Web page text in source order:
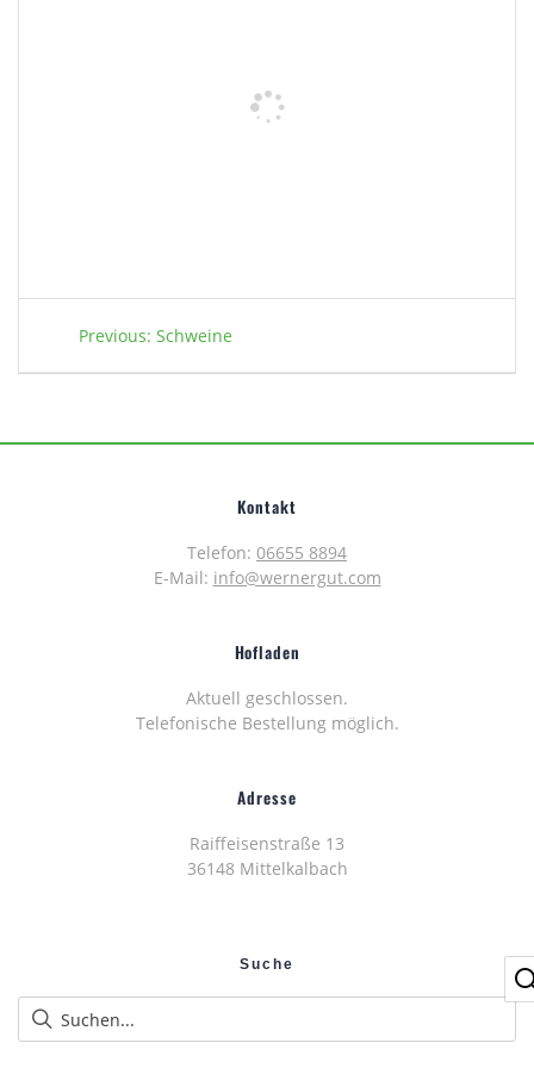
Beitragsnavigation
Previous: Previous
Schweine
Kontakt
Telefon: 06655 8894
E-Mail: info@wernergut.com
Hofladen
Aktuell geschlossen.
Telefonische Bestellung möglich.
Adresse
Raiffeisenstraße 13
36148 Mittelkalbach
Suche